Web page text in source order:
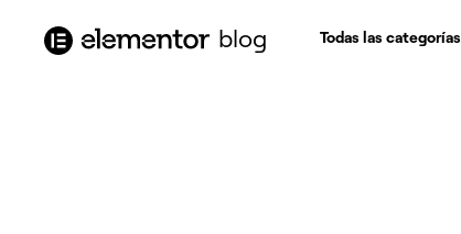
blog Todas las categorías